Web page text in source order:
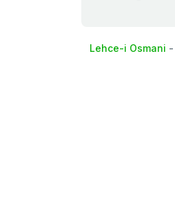
Lehce-i Osmani -